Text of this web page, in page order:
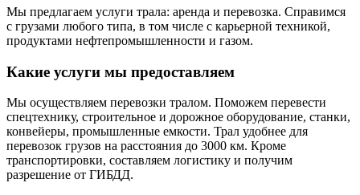
Мы предлагаем услуги трала: аренда и перевозка. Справимся
с грузами любого типа, в том числе с карьерной техникой,
продуктами нефтепромышленности и газом.
Какие услуги мы предоставляем
Мы осуществляем перевозки тралом. Поможем перевести
спецтехнику, строительное и дорожное оборудование, станки,
конвейеры, промышленные емкости. Трал удобнее для
перевозок грузов на расстояния до 3000 км. Кроме
транспортировки, составляем логистику и получим
разрешение от ГИБДД.